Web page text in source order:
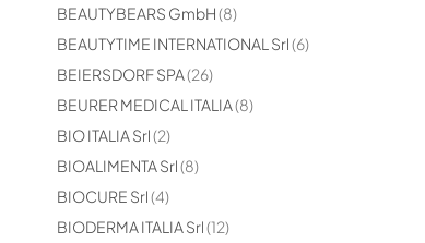
BEAUTYBEARS GmbH 8
elementi
BEAUTYTIME INTERNATIONAL Srl 6
elementi
BEIERSDORF SPA 26
elementi
BEURER MEDICAL ITALIA 8
elementi
BIO ITALIA Srl 2
elementi
BIOALIMENTA Srl 8
elementi
BIOCURE Srl 4
elementi
BIODERMA ITALIA Srl 12
elementi